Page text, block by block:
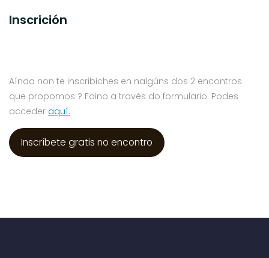
Inscrición
Aínda non te inscribiches en nalgúns dos 2 encontros
que propomos ? Faino a través do formulario. Podes
acceder aquí.
Inscríbete gratis no encontro